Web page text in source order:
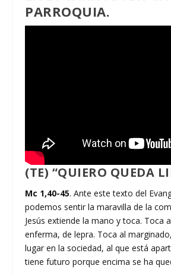
PARROQUIA.
(TE) “QUIERO QUEDA
Mc 1,40-45. Ante este texto del
podemos sentir la maravilla de la
Jesús extiende la mano y toca. Toca
enferma, de lepra. Toca al
lugar en la sociedad, al que está
tiene futuro porque encima se ha